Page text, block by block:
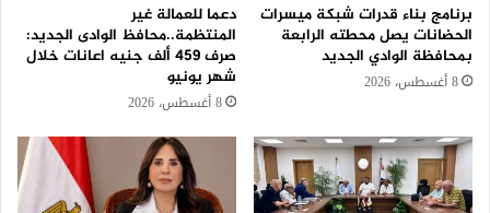
برنامج بناء قدرات شبكة ميسرات
الحضانات يصل محطته الرابعة
بمحافظة الوادي الجديد
8 أغسطس، 2026
دعما للعمالة غير
المنتظمة..محافظ الوادى الجديد:
صرف 459 ألف جنيه اعانات خلال
شهر يونيو
8 أغسطس، 2026